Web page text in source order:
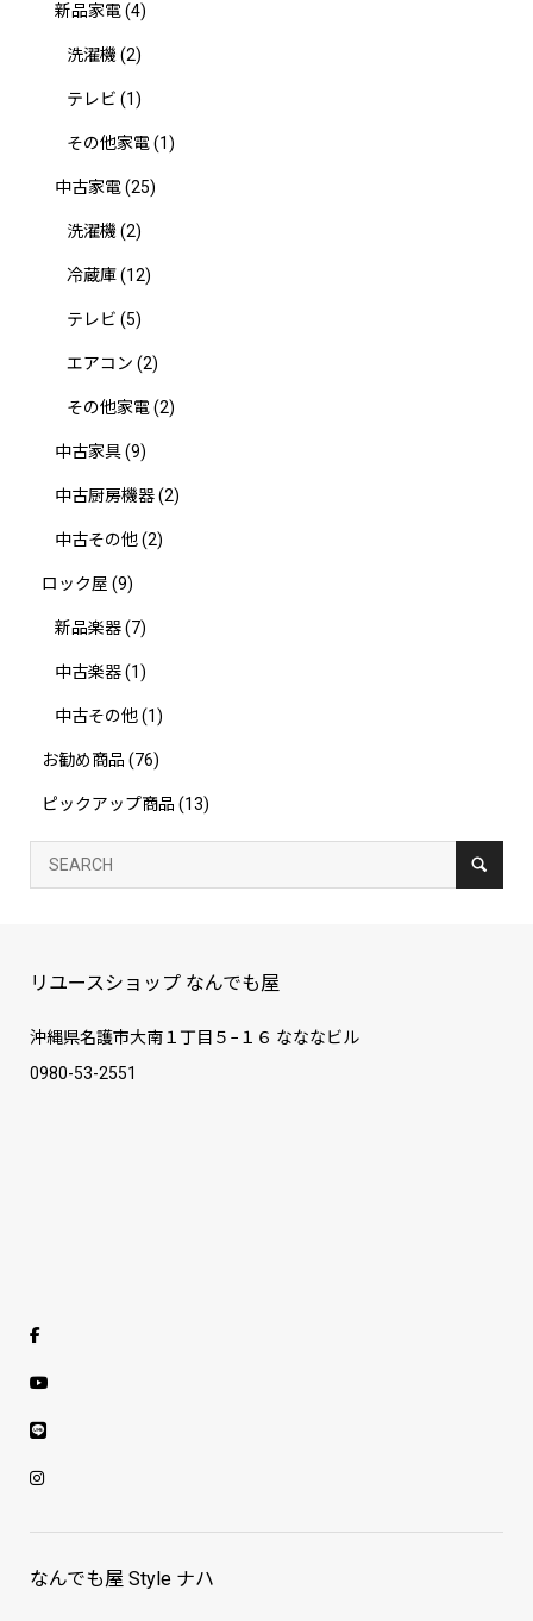
新品家電(4)
洗濯機 (2)
テレビ (1)
その他家電(1)
中古家電(25)
洗濯機 (2)
冷蔵庫(12)
テレビ (5)
エアコン (2)
その他家電(2)
中古家具(9)
中古厨房機器(2)
中古その他(2)
ロック屋 (9)
新品楽器(7)
中古楽器(1)
中古その他(1)
お勧め商品 (76)
ピックアップ商品 (13)
リユースショップ なんでも屋
沖縄県名護市大南１丁目５−１６ なななビル
0980-53-2551
なんでも屋 Style ナハ